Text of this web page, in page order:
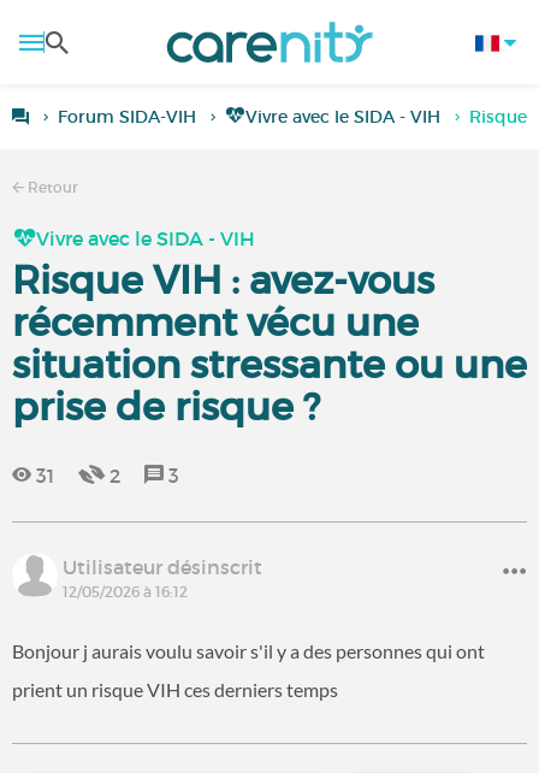
Forum SIDA-VIH Vivre avec le SIDA - VIH Risque
Retour
Vivre avec le SIDA - VIH
Risque VIH : avez-vous
récemment vécu une
situation stressante ou une
prise de risque ?
31 2 3
Utilisateur désinscrit
12/05/2026 à 16:12
Bonjour j aurais voulu savoir s'il y a des personnes qui ont
prient un risque VIH ces derniers temps